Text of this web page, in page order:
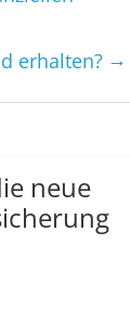
erhalten? →
neue